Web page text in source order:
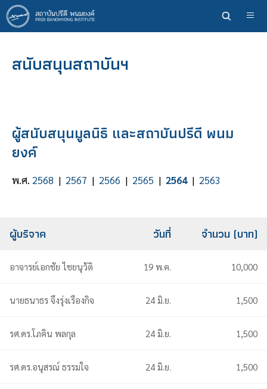
ข้าม
ไป
ยัง
หลักสนับสนุนสถาบันฯ
ผู้สนับสนุนมูลนิธิ และสถาบันปรีดี พนม
ยงค์
พ.ศ. 2568 | 2567 | 2566 | 2565 | 2564| 2563
ผู้บริจาค วันที่ จำนวน (บาท)
อาจารย์เอกชัย ไชยนุวัติ 19 พ.ค. 10,000
นายธนาธร จึงรุ่งเรืองกิจ 24 มิ.ย. 1,500
รศ.ดร.โภคิน พลกุล 24 มิ.ย. 1,500
รศ.ดร.อนุสรณ์ ธรรมใจ 24 มิ.ย. 1,500